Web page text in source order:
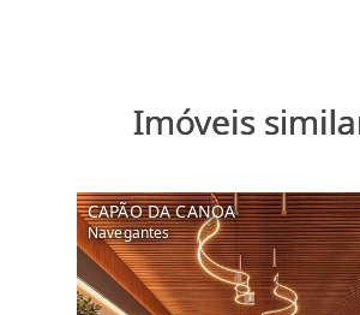
Imóveis
CAPÃO DA CANOA
Navegantes